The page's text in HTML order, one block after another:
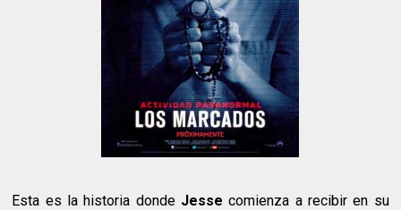
Esta es la historia donde Jesse comienza a recibir en su